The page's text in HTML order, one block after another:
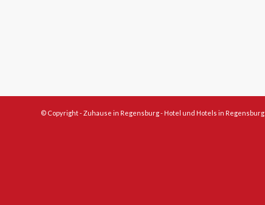
© Copyright -Zuhause in Regensburg - Hotel und Hotels in Regensburg